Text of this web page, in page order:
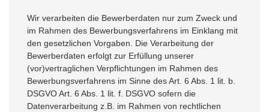
Wir verarbeiten die Bewerberdaten nur zum Zweck und
im Rahmen des Bewerbungsverfahrens im Einklang mit
den gesetzlichen Vorgaben. Die Verarbeitung der
Bewerberdaten erfolgt zur Erfüllung unserer
(vor)vertraglichen Verpflichtungen im Rahmen des
Bewerbungsverfahrens im Sinne des Art. 6 Abs. 1 lit. b.
DSGVO Art. 6 Abs. 1 lit. f. DSGVO sofern die
Datenverarbeitung z.B. im Rahmen von rechtlichen